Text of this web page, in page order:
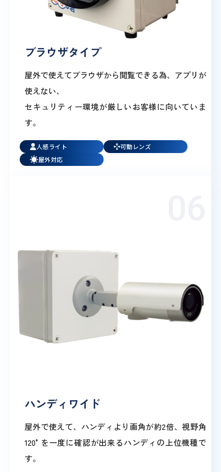
ブラウザタイプ
屋外で使えてブラウザから閲覧できる為、アプリが
使えない、
セキュリティー環境が厳しいお客様に向いていま
す。
人感ライト
可動レンズ
屋外対応
ハンディワイド
屋外で使えて、ハンディより画角が約2倍、視野角
120°を一度に確認が出来るハンディの上位機種で
す。